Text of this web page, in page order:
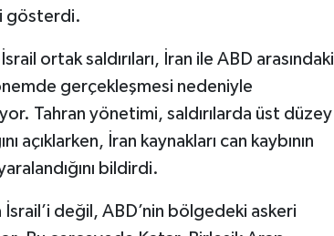
gösterdi.
ortak saldırıları, İran ile ABD arasındaki
gerçekleşmesi nedeniyle
Tahran yönetimi, saldırılarda üst düzey
açıklarken, İran kaynakları can kaybının
bildirdi.
İsrail’i değil, ABD’nin bölgedeki askeri